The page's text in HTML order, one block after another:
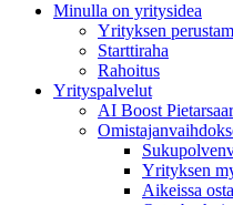
Minulla on yritysidea
Yrityksen
Starttiraha
Rahoitus
Yrityspalvelut
AI Boost
Yrityksen
Aikeissa